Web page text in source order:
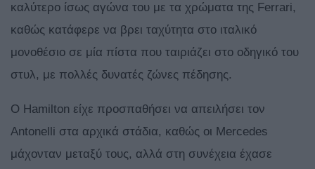
καλύτερο ίσως αγώνα του με τα χρώματα της Ferrari,
καθώς κατάφερε να βρει ταχύτητα στο ιταλικό
μονοθέσιο σε μία πίστα που ταιριάζει στο οδηγικό του
στυλ, με πολλές δυνατές ζώνες πέδησης.
Ο Hamilton είχε προσπαθήσει να απειλήσει τον
Antonelli στα αρχικά στάδια, καθώς οι Mercedes
μάχονταν μεταξύ τους, αλλά στη συνέχεια έχασε